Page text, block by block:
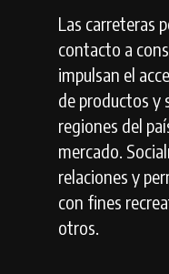
Las carreteras
contacto a
impulsan el
de productos y
regiones del
mercado.
relaciones y
con fines
otros.